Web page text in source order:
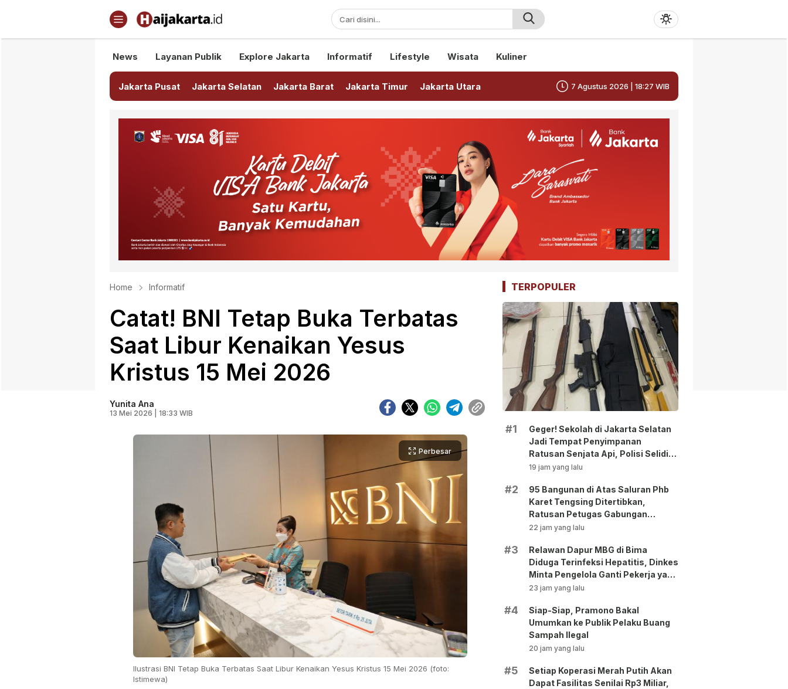
Haijakarta.id
Semua Tentang Jakarta Ada Disini!
News Layanan Publik Explore Jakarta Informatif Lifestyle Wisata Kuliner
Jakarta Pusat Jakarta Selatan Jakarta Barat Jakarta Timur Jakarta Utara 7 Agustus 2026 | 18:27 WIB
Home Informatif
Catat! BNI Tetap Buka Terbatas
Saat Libur Kenaikan Yesus
Kristus 15 Mei 2026
Yunita Ana
13 Mei 2026 | 18:33 WIB
Perbesar
Ilustrasi BNI Tetap Buka Terbatas Saat Libur Kenaikan Yesus Kristus 15 Mei 2026 (foto:
Istimewa)
TERPOPULER
#1
Geger! Sekolah di Jakarta Selatan
Jadi Tempat Penyimpanan
Ratusan Senjata Api, Polisi Selidiki
Pemilik
19 jam yang lalu
#2
95 Bangunan di Atas Saluran Phb
Karet Tengsing Ditertibkan,
Ratusan Petugas Gabungan
Dikerahkan
22 jam yang lalu
#3
Relawan Dapur MBG di Bima
Diduga Terinfeksi Hepatitis, Dinkes
Minta Pengelola Ganti Pekerja yang
Reaktif!
23 jam yang lalu
#4
Siap-Siap, Pramono Bakal
Umumkan ke Publik Pelaku Buang
Sampah Ilegal
20 jam yang lalu
#5
Setiap Koperasi Merah Putih Akan
Dapat Fasilitas Senilai Rp3 Miliar,